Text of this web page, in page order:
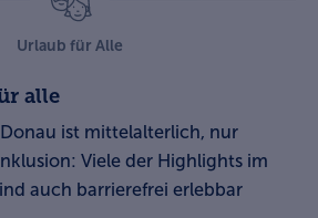
Urlaub für Alle
alle
ist mittelalterlich, nur
Viele der Highlights im
auch barrierefrei erlebbar